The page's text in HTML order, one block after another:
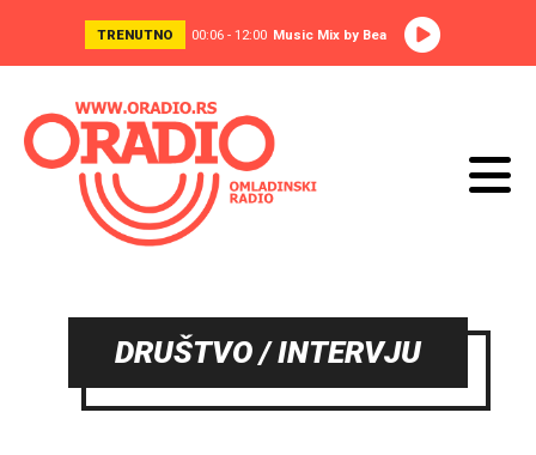
TRENUTNO 00:06 - 12:00 Music Mix by Bea
DRUŠTVO / INTERVJU